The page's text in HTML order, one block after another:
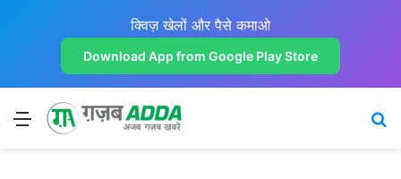
क्विज़ खेलों और पैसे कमाओ
Download App from Google Play Store
Menu